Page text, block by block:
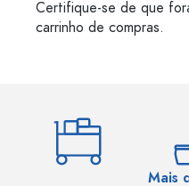
Certifique-se de que
carrinho de compras.
Mais